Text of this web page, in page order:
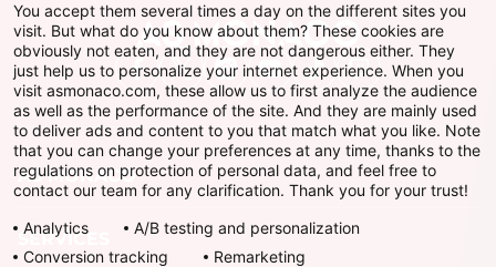
Facebook
X Instagram
YoutubeTikTokTwitch
AS MONACO
SERVICES
You accept them several times a day on the different sites you
visit. But what do you know about them? These cookies are
obviously not eaten, and they are not dangerous either. They
just help us to personalize your internet experience. When you
visit asmonaco.com, these allow us to first analyze the audience
as well as the performance of the site. And they are mainly used
to deliver ads and content to you that match what you like. Note
that you can change your preferences at any time, thanks to the
regulations on protection of personal data, and feel free to
contact our team for any clarification. Thank you for your trust!
Analytics
A/B testing and personalization
Conversion tracking
Remarketing